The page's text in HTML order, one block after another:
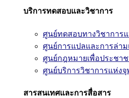
บริการทดสอบและวิชาการ
ศูนย์ทดสอบทางวิชาการ
ศูนย์การแปลและการล่าม
ศูนย์กฎหมายเพื่อประชา
ศูนย์บริการวิชาการแห่ง
สารสนเทศและการสื่อสาร